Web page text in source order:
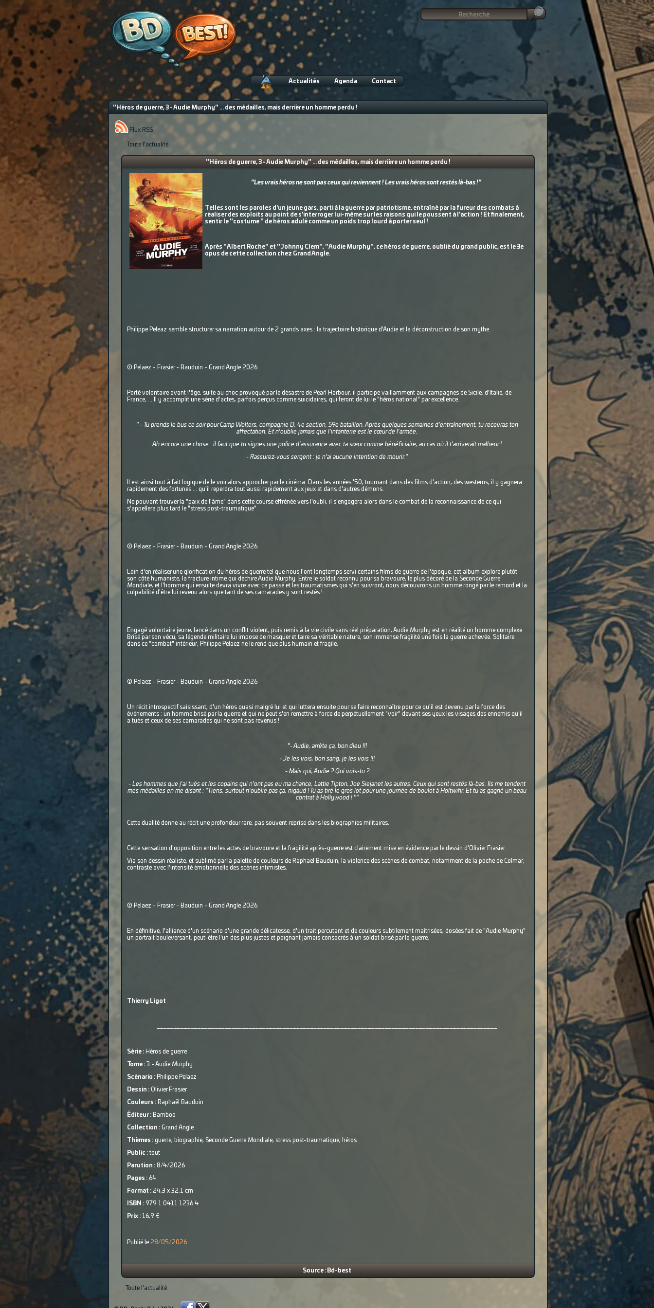
Actualités Agenda Contact
"Héros de guerre, 3 - Audie Murphy" ... des médailles, mais derrière un homme perdu !
Flux RSS
Toute l'actualité
"Héros de guerre, 3 - Audie Murphy" ... des médailles, mais derrière un homme perdu !
"Les vrais héros ne sont pas ceux qui reviennent ! Les vrais héros sont restés là-bas !"
Telles sont les paroles d'un jeune gars, parti à la guerre par patriotisme, entraîné par la fureur des combats à
réaliser des exploits au point de s'interroger lui-même sur les raisons qui le poussent à l'action ! Et finalement,
sentir le "costume " de héros adulé comme un poids trop lourd à porter seul !
Après "Albert Roche" et "Johnny Clem", "Audie Murphy", ce héros de guerre, oublié du grand public, est le 3e
opus de cette collection chez Grand Angle.
Philippe Peleaz semble structurer sa narration autour de 2 grands axes : la trajectoire historique d'Audie et la déconstruction de son mythe.
© Pelaez - Frasier - Bauduin - Grand Angle 2026
Porté volontaire avant l'âge, suite au choc provoqué par le désastre de Pearl Harbour, il participe vaillamment aux campagnes de Sicile, d'Italie, de
France, ... Il y accomplit une série d'actes, parfois perçus comme suicidaires, qui feront de lui le "héros national" par excellence.
" - Tu prends le bus ce soir pour Camp Wolters, compagnie D, 4e section, 59e bataillon. Après quelques semaines d'entraînement, tu recevras ton
affectation. Et n'oublie jamais que l'infanterie est le cœur de l'armée.
Ah encore une chose : il faut que tu signes une police d'assurance avec ta sœur comme bénéficiaire, au cas où il t'arriverait malheur !
- Rassurez-vous sergent : je n'ai aucune intention de mourir."
Il est ainsi tout à fait logique de le voir alors approcher par le cinéma. Dans les années '50, tournant dans des films d'action, des westerns, il y gagnera
rapidement des fortunes ... qu'il reperdra tout aussi rapidement aux jeux et dans d'autres démons.
Ne pouvant trouver la "paix de l'âme" dans cette course effrénée vers l'oubli, il s'engagera alors dans le combat de la reconnaissance de ce qui
s'appellera plus tard le "stress post-traumatique".
© Pelaez - Frasier - Bauduin - Grand Angle 2026
Loin d'en réaliser une glorification du héros de guerre tel que nous l'ont longtemps servi certains films de guerre de l'époque, cet album explore plutôt
son côté humaniste, la fracture intime qui déchire Audie Murphy. Entre le soldat reconnu pour sa bravoure, le plus décoré de la Seconde Guerre
Mondiale, et l'homme qui ensuite devra vivre avec ce passé et les traumatismes qui s'en suivront, nous découvrons un homme rongé par le remord et la
culpabilité d'être lui revenu alors que tant de ses camarades y sont restés !
Engagé volontaire jeune, lancé dans un conflit violent, puis remis à la vie civile sans réel préparation, Audie Murphy est en réalité un homme complexe.
Brisé par son vécu, sa légende militaire lui impose de masquer et taire sa véritable nature, son immense fragilité une fois la guerre achevée. Solitaire
dans ce "combat" intérieur, Philippe Pelaez ne le rend que plus humain et fragile.
© Pelaez - Frasier - Bauduin - Grand Angle 2026
Un récit introspectif saisissant, d'un héros quasi malgré lui et qui luttera ensuite pour se faire reconnaître pour ce qu'il est devenu par la force des
événements : un homme brisé par la guerre et qui ne peut s'en remettre à force de perpétuellement "voir" devant ses yeux les visages des ennemis qu'il
a tués et ceux de ses camarades qui ne sont pas revenus !
"- Audie, arrête ça, bon dieu !!!
- Je les vois, bon sang, je les vois !!!
- Mais qui, Audie ? Qui vois-tu ?
- Les hommes que j'ai tués et les copains qui n'ont pas eu ma chance, Lattie Tipton, Joe Siejanet les autres. Ceux qui sont restés là-bas. Ils me tendent
mes médailles en me disant : "Tiens, surtout n'oublie pas ça, nigaud ! Tu as tiré le gros lot pour une journée de boulot à Holtwihr. Et tu as gagné un beau
contrat à Hollywood ! ""
Cette dualité donne au récit une profondeur rare, pas souvent reprise dans les biographies militaires.
Cette sensation d'opposition entre les actes de bravoure et la fragilité après-guerre est clairement mise en évidence par le dessin d'Olivier Frasier.
Via son dessin réaliste, et sublimé par la palette de couleurs de Raphaël Bauduin, la violence des scènes de combat, notamment de la poche de Colmar,
contraste avec l'intensité émotionnelle des scènes intimistes.
© Pelaez - Frasier - Bauduin - Grand Angle 2026
En définitive, l'alliance d'un scénario d'une grande délicatesse, d'un trait percutant et de couleurs subtilement maîtrisées, dosées fait de "Audie Murphy"
un portrait bouleversant, peut-être l'un des plus justes et poignant jamais consacrés à un soldat brisé par la guerre.
Thierry Ligot
Série : Héros de guerre
Tome : 3 - Audie Murphy
Scénario : Philippe Pelaez
Dessin : Olivier Frasier
Couleurs : Raphaël Bauduin
Éditeur : Bamboo
Collection : Grand Angle
Thèmes : guerre, biographie, Seconde Guerre Mondiale, stress post-traumatique, héros
Public : tout
Parution : 8/4/2026
Pages : 64
Format : 24,3 x 32,1 cm
ISBN : 979 1 0411 1236 4
Prix : 16,9 €
Publié le 28/05/2026.
Source : Bd-best
Toute l'actualité